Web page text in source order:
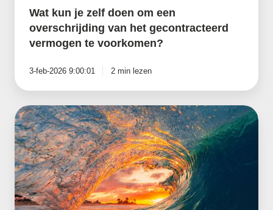
Wat kun je zelf doen om een
overschrijding van het gecontracteerd
vermogen te voorkomen?
3-feb-2026 9:00:01 2 min lezen
Waarom
is
een
e-
boiler
interessant
voor
bedrijven?